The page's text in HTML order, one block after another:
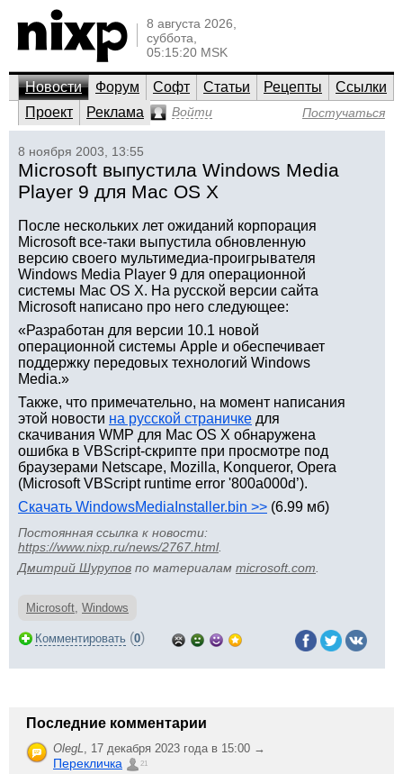
8 августа 2026,
суббота,
05:15:20 MSK
Новости Форум Софт Статьи Рецепты
Ссылки
Проект
Реклама Войти Постучаться
8 ноября 2003, 13:55
Microsoft выпустила Windows Media
Player 9 для Mac OS X
После нескольких лет ожиданий корпорация
Microsoft все-таки выпустила обновленную
версию своего мультимедиа-проигрывателя
Windows Media Player 9 для операционной
системы Mac OS X. На русской версии сайта
Microsoft написано про него следующее:
«Разработан для версии 10.1 новой
операционной системы Apple и обеспечивает
поддержку передовых технологий Windows
Media.»
Также, что примечательно, на момент написания
этой новости на русской страничке для
скачивания WMP для Mac OS X обнаружена
ошибка в VBScript-скрипте при просмотре под
браузерами Netscape, Mozilla, Konqueror, Opera
(Microsoft VBScript runtime error '800a000d’).
Скачать WindowsMediaInstaller.bin >> (6.99 мб)
Постоянная ссылка к новости:
https://www.nixp.ru/news/2767.html.
Дмитрий Шурупов по материалам microsoft.com
Microsoft, Windows
Комментировать (0)
Последние комментарии
OlegL, 17 декабря 2023 года в 15:00 →
Перекличка 21